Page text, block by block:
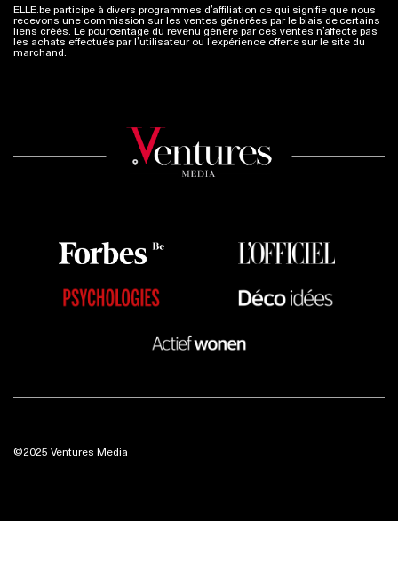
ELLE.be participe à divers programmes d’affiliation ce qui signifie que nous
recevons une commission sur les ventes générées par le biais de certains
liens créés. Le pourcentage du revenu généré par ces ventes n’affecte pas
les achats effectués par l’utilisateur ou l’expérience offerte sur le site du
marchand. Plus d'infos
©2025 Ventures Media